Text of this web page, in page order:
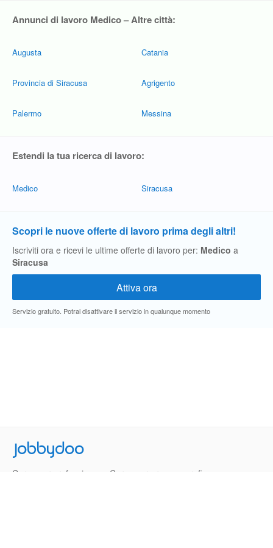
Annunci di lavoro Medico – Altre città:
Augusta
Provincia di Siracusa
Palermo
Catania
Agrigento
Messina
Estendi la tua ricerca di lavoro:
Medico Siracusa
Scopri le nuove offerte di lavoro prima degli altri!
Iscriviti ora e ricevi le ultime offerte di lavoro per: Medico a
Siracusa
Servizio gratuito. Potrai disattivare il servizio in qualunque momento
Jobbydoo
Cerca per professione
Cerca per area geografica